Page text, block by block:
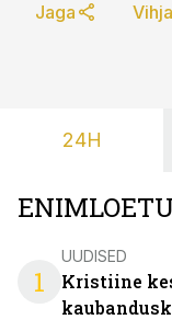
Jaga Vihja
24H
1
UUDISED
Kristiine